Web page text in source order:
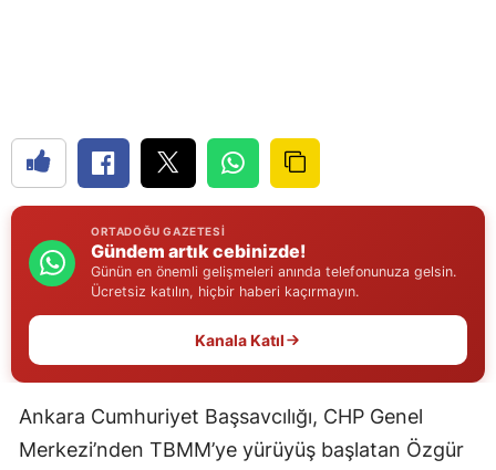
Elazığ
Erzurum
Eskişehir
Gümüşhane
ORTADOĞU GAZETESI
Gündem artık cebinizde!
Günün en önemli gelişmeleri anında telefonunuza gelsin.
Ücretsiz katılın, hiçbir haberi kaçırmayın.
Kanala Katıl
Ankara Cumhuriyet Başsavcılığı, CHP Genel
Merkezi’nden TBMM’ye yürüyüş başlatan Özgür